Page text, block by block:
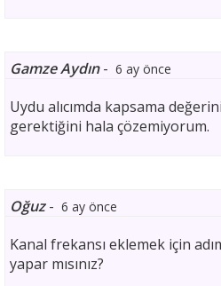
Gamze Aydın- 6 ay önce
Uydu alıcımda kapsama
gerektiğini hala çözemiyorum.
Oğuz- 6 ay önce
Kanal frekansı eklemek için
yapar mısınız?